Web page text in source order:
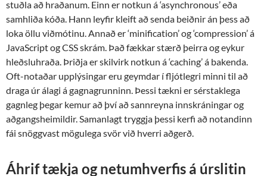
stuðla að hraðanum. Einn er notkun á ‘asynchronous’ eða
samhliða kóða. Hann leyfir kleift að senda beiðnir án þess að
loka öllu viðmótinu. Annað er ‘minification’ og ‘compression’ á
JavaScript og CSS skrám. Það fækkar stærð þeirra og eykur
hleðsluhraða. Þriðja er skilvirk notkun á ‘caching’ á bakenda.
Oft-notaðar upplýsingar eru geymdar í fljótlegri minni til að
draga úr álagi á gagnagrunninn. Þessi tækni er sérstaklega
gagnleg þegar kemur að því að sannreyna innskráningar og
aðgangsheimildir. Samanlagt tryggja þessi kerfi að notandinn
fái snöggvast mögulega svör við hverri aðgerð.
Áhrif tækja og netumhverfis á úrslitin